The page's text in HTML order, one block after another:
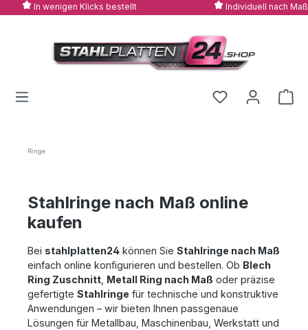
Zum Hauptinhalt springen
In wenigen Klicks bestellt Individuell nach Maß
Ringe
Stahlringe nach Maß online
kaufen
Bei stahlplatten24 können Sie Stahlringe nach Maß
einfach online konfigurieren und bestellen. Ob Blech
Ring Zuschnitt Metall Ring nach Maß oder präzise
gefertigte Stahlringe für technische und konstruktive
Anwendungen – wir bieten Ihnen passgenaue
Lösungen für Metallbau, Maschinenbau, Werkstatt und